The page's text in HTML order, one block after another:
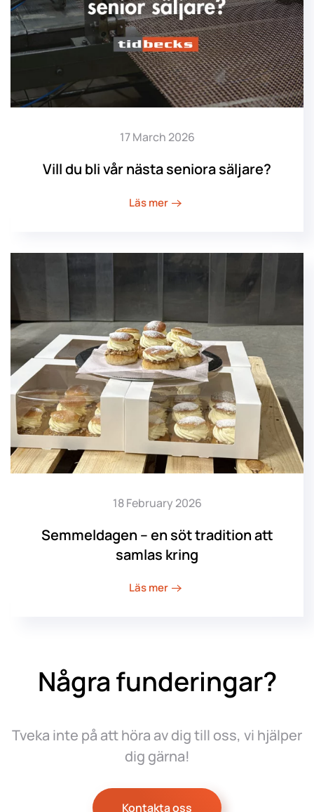
17 March 2026
Vill du bli vår nästa seniora säljare?
Läs mer
18 February 2026
Semmeldagen – en söt tradition att
samlas kring
Läs mer
Några funderingar?
Tveka inte på att höra av dig till oss, vi hjälper
dig gärna!
Kontakta oss